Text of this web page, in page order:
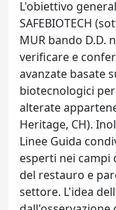
L'obiettivo
SAFEBIOTECH
MUR bando D.D.
verificare e
avanzate basate
biotecnologici
alterate
Heritage, CH).
Linee Guida
esperti nei campi
del restauro e
settore. L'idea